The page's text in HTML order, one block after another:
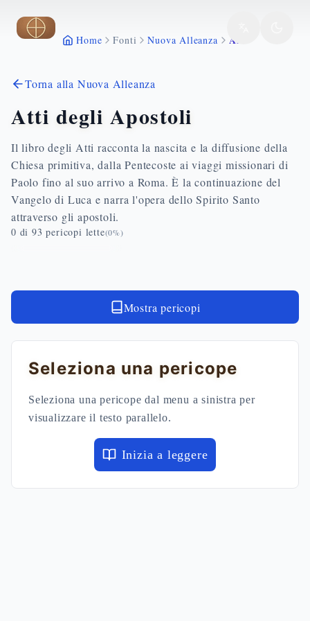
Vai al contenuto principale
Home Fonti Nuova Alleanza Atti
Torna alla Nuova Alleanza
Atti degli Apostoli
Il libro degli Atti racconta la nascita e la diffusione della
Chiesa primitiva, dalla Pentecoste ai viaggi missionari di
Paolo fino al suo arrivo a Roma. È la continuazione del
Vangelo di Luca e narra l'opera dello Spirito Santo
attraverso gli apostoli.
0 di 93 pericopi lette(0%)
Mostra pericopi
Seleziona una pericope
Seleziona una pericope dal menu a sinistra per
visualizzare il testo parallelo.
Inizia a leggere